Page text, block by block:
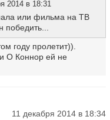
2014 в 18:31
или фильма на ТВ
году пролетит)).
О Коннор ей не
11 декабря 2014 в 18:34